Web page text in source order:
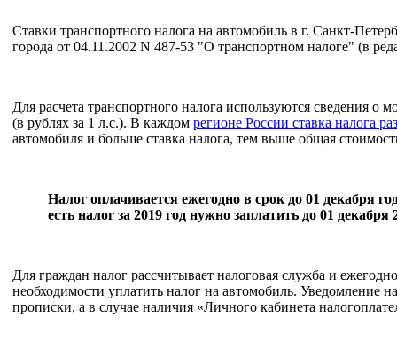
Ставки транспортного налога на автомобиль в г. Санкт-
города от 04.11.2002 N 487-53 "О транспортном налоге" (в
Для расчета транспортного налога используются сведения о
(в рублях за 1 л.с.). В каждом регионе России ставка налога
автомобиля и больше ставка налога, тем выше общая
Налог оплачивается ежегодно в срок до 01 декабря
есть налог за 2019 год нужно заплатить до 01 декабря
Для граждан налог рассчитывает налоговая служба и
необходимости уплатить налог на автомобиль. Уведомление
прописки, а в случае наличия «Личного кабинета